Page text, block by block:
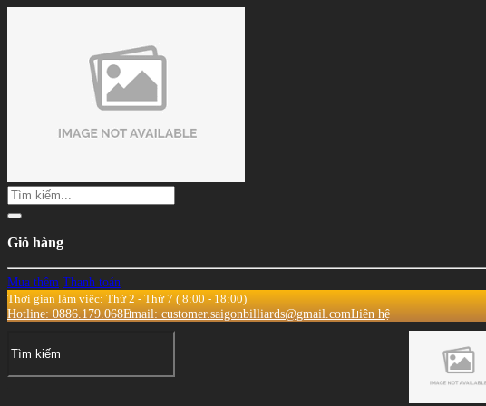
Giỏ hàng
Mua thêm Thanh toán
Thời gian làm việc: Thứ 2 - Thứ 7 ( 8:00 - 18:00)
Hotline: 0886.179.068Email: customer.saigonbilliards@gmail.comLiên hệ